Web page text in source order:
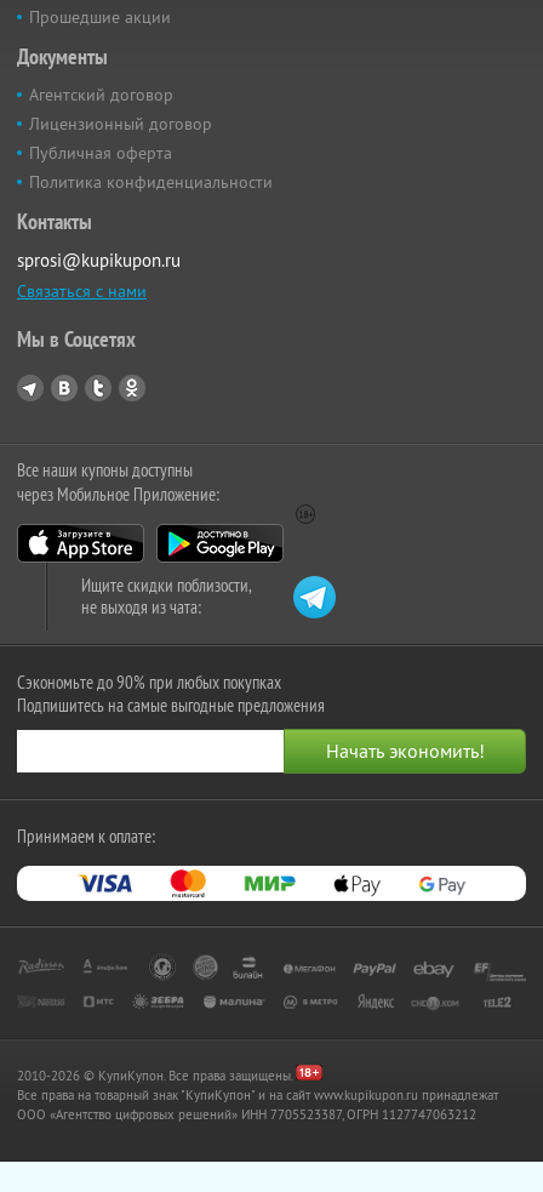
Прошедшие акции
Документы
Агентский договор
Лицензионный договор
Публичная оферта
Политика конфиденциальности
Контакты
sprosi@kupikupon.ru
Связаться с нами
Мы в Соцсетях
Все наши купоны доступны
через Мобильное Приложение:
Ищите скидки поблизости,
не выходя из чата:
Сэкономьте до 90% при любых покупках
Подпишитесь на самые выгодные предложения
Принимаем к оплате:
2010-2026 © КупиКупон. Все права защищены.
Все права на товарный знак "КупиКупон" и на сайт www.kupikupon.ru принадлежат
OOO «Агентство цифровых решений» ИНН 7705523387, ОГРН 1127747063212